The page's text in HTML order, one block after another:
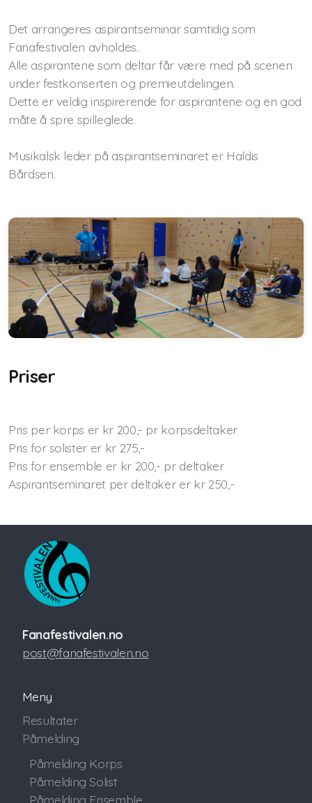
Det arrangeres aspirantseminar samtidig som
Fanafestivalen avholdes.
Alle aspirantene som deltar får være med på scenen
under festkonserten og premieutdelingen.
Dette er veldig inspirerende for aspirantene og en god
måte å spre spilleglede.
Musikalsk leder på aspirantseminaret er Haldis
Bårdsen.
Priser
Pris per korps er kr 200,- pr korpsdeltaker
Pris for solister er kr 275,-
Pris for ensemble er kr 200,- pr deltaker
Aspirantseminaret per deltaker er kr 250,-
Fanafestivalen.no
post@fanafestivalen.no
Meny
Resultater
Påmelding
Påmelding Korps
Påmelding Solist
Påmelding Ensemble